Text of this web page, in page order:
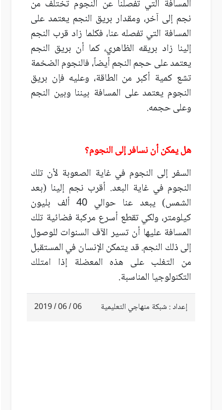
المسافة التي تفصلنا عن النجوم تختلف من
نجم إلى آخر، ومقدار بريق النجم يعتمد على
المسافة التي تفصله عنا، فكلما زاد قرب النجم
إلينا زاد بريقه الظاهري، كما أن بريق النجم
يعتمد على حجم النجم أيضاً، فالنجوم الضخمة
تشع كمية أكبر من الطاقة، وعليه فإن بريق
النجوم يعتمد على المسافة بيننا وبين النجم
وعلى حجمه.
هل يمكن أن نسافر إلى النجوم؟
السفر إلى النجوم في غاية الصعوبة لأن تلك
النجوم في غاية البعد. أقرب نجم إلينا (بعد
الشمس) يبعد عنا حوالي 40 ألف بليون
كيلومتر، ولكي تقطع أسرع مركبة فضائية تلك
المسافة عليها أن تسير الآف السنوات للوصول
إلى ذلك النجم. قد يتمكن الإنسان في المستقبل
من التغلب على هذه المعضلة إذا امتلك
التكنولوجيا المناسبة.
إعداد : شبكة منهاجي التعليمية 06 / 06 / 2019